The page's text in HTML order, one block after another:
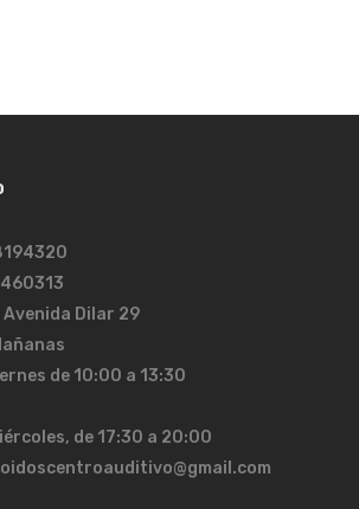
Avenida Dilar 29
de 10:00 a 13:30
de 17:30 a 20:00